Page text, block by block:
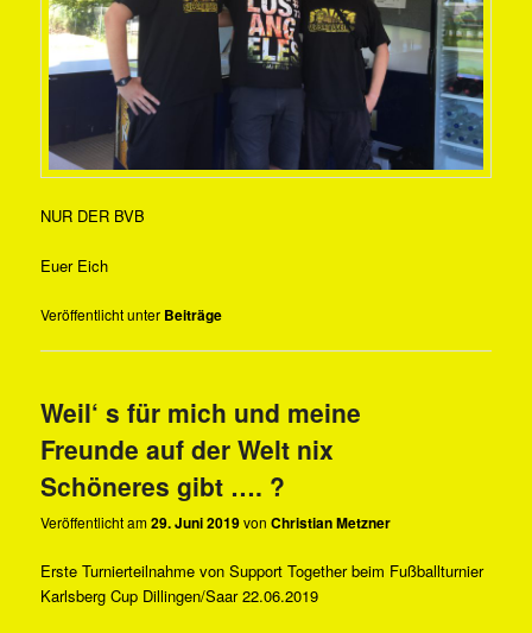
NUR DER BVB
Euer Eich
Veröffentlicht unter Beiträge
Weil‘ s für mich und meine
Freunde auf der Welt nix
Schöneres gibt …. ?
Veröffentlicht am29. Juni 2019vonChristian Metzner
Erste Turnierteilnahme von Support Together beim Fußballturnier
Karlsberg Cup Dillingen/Saar 22.06.2019